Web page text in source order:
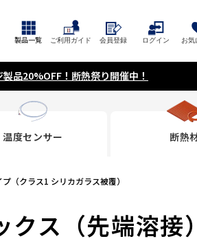
製品一覧 ご利用ガイド 会員登録 ログイン お気
品20%OFF！断熱祭り開催中！
温度センサー 断熱
（クラス1 シリカガラス被覆）
クス（先端溶接